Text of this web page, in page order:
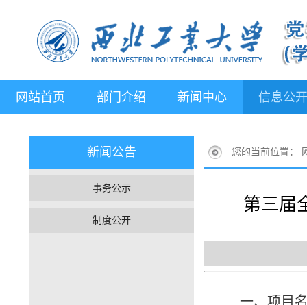
网站首页 部门介绍 新闻中心 信息公开
新闻公告
事务公示
制度公开
您的当前位置：
第三届
一、项目